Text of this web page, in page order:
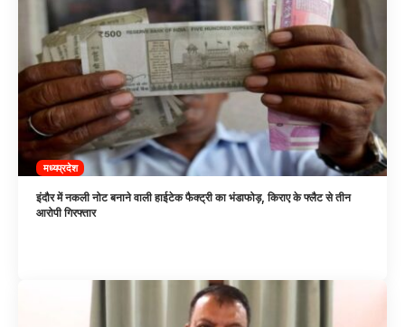
मध्यप्रदेश
इंदौर में नकली नोट बनाने वाली हाईटेक फैक्ट्री का भंडाफोड़, किराए के फ्लैट से तीन
आरोपी गिरफ्तार